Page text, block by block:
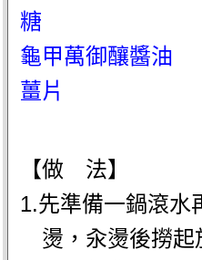
糖
龜甲萬御釀醬油
薑片
【做 法】
1.先準備一鍋滾水
燙，汆燙後撈